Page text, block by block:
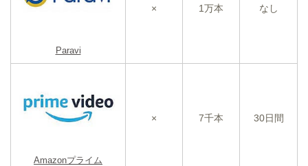
Paravi
× 1万本 なし
Amazonプライム
× 7千本 30日間